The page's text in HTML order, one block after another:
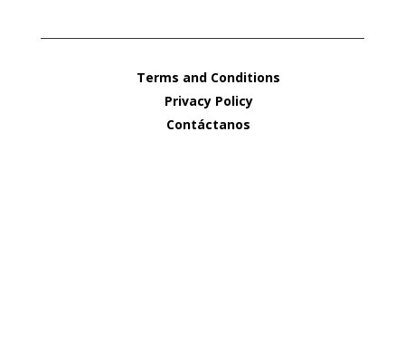
Terms and Conditions
Privacy Policy
Contáctanos